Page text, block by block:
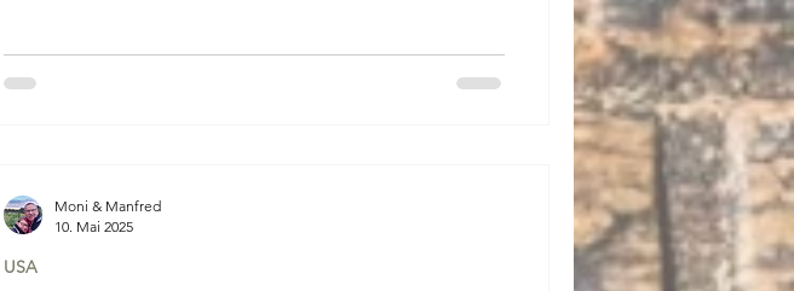
USA
Moni & Manfred
10. Mai 2025